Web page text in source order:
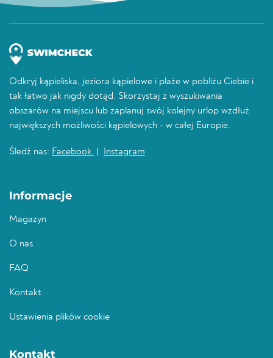
Odkryj kąpieliska, jeziora kąpielowe i plaże w pobliżu Ciebie i
tak łatwo jak nigdy dotąd. Skorzystaj z wyszukiwania
obszarów na miejscu lub zaplanuj swój kolejny urlop wzdłuż
największych możliwości kąpielowych - w całej Europie.
Śledź nas: Facebook Instagram
Informacje
Magazyn
O nas
FAQ
Kontakt
Ustawienia plików cookie
Kontakt